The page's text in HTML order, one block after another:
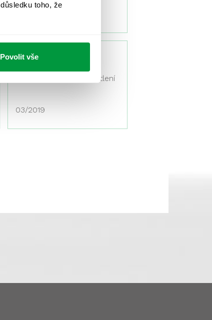
toho, že
Povolit vše
Truhlářství Vecko
Návrhy a výpočty osvětlení
03/2019